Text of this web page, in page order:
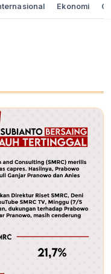
Ekonomi